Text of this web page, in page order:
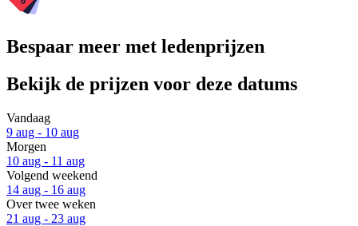
Bespaar meer met ledenprijzen
Bekijk de prijzen voor deze datums
Vandaag
9 aug - 10 aug
Morgen
10 aug - 11 aug
Volgend weekend
14 aug - 16 aug
Over twee weken
21 aug - 23 aug